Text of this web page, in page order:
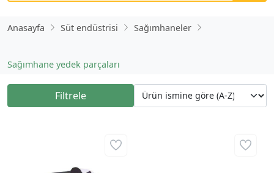
Anasayfa Süt endüstrisi Sağımhaneler
Sağımhane yedek parçaları
Filtrele